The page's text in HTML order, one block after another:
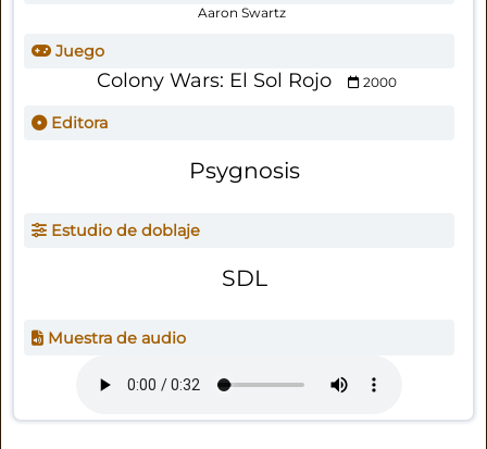
Aaron Swartz
Juego
Colony Wars: El Sol Rojo 2000
Editora
Psygnosis
Estudio de doblaje
SDL
Muestra de audio